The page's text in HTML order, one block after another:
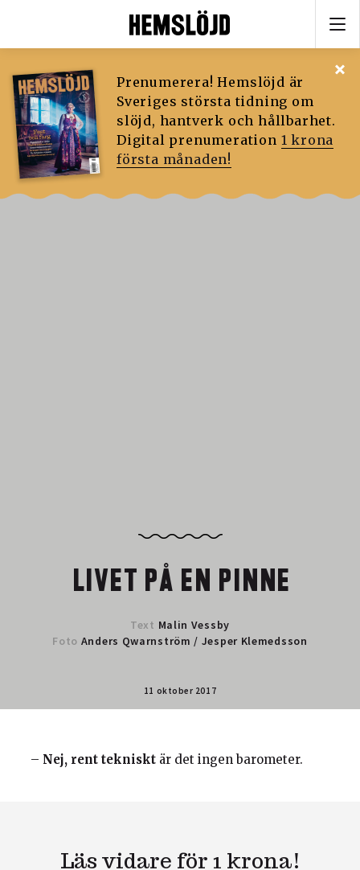
Prenumerera! Hemslöjd är
Sveriges största tidning om
slöjd, hantverk och hållbarhet.
Digital prenumeration 1 krona
första månaden!
LIVET PÅ EN PINNE
Text Malin Vessby
Foto Anders Qwarnström/ Jesper Klemedsson
11 oktober 2017
– Nej, rent tekniskt är det ingen barometer.
Läs vidare för 1 krona!